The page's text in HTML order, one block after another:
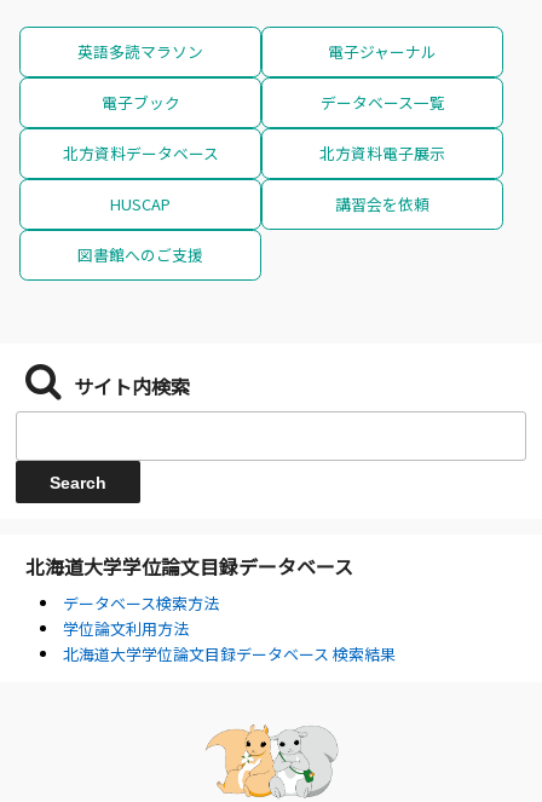
英語多読マラソン 電子ジャーナル
電子ブック データベース一覧
北方資料データベース 北方資料電子展示
HUSCAP 講習会を依頼
図書館へのご支援
サイト内検索
北海道大学学位論文目録データベース
データベース検索方法
学位論文利用方法
北海道大学学位論文目録データベース 検索結果